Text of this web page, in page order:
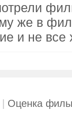
же в
и не
| Оценка